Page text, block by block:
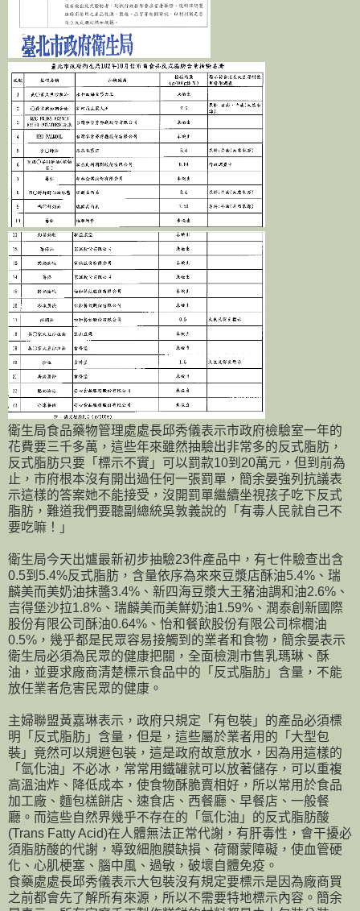
衛生局食品藥物管理處處長邱秀儀表示市政府檢驗室一年的
花費要三千多萬，這些年來雖然抽驗出非常多的反式脂肪，
反式脂肪只要「標示不實」可以罰款10到20萬元，但到前為
止，市府根本沒有開出過任何一張罰單，簡余晏強列抗議表
示這樣的答案她不能接受，沒開罰單繼續坐視孩子吃下反式
脂肪，難道我們要聽副總統吳敦義說的「有毒人民就自己不
要吃嘛！」
衛生局今天出爐最新初步抽驗23件產品中，有七件驗查出含
0.5到5.4%反式脂肪，含量依序為來來豆漿店酥油5.4%、瑞
麟美而美奶油抹醬3.4%、新四海豆漿大王豬油調和油2.6%、
吉得堡沙拉1.8%、瑞麟美而美鮮奶油1.59%、潤泰創新國際
股份有限公司酥油0.64%、怡和餐飲股份有限公司棕櫚油
0.5%，幾乎都是民眾容易接觸到的業者和食物，簡余晏表示
衛生局必須為民眾的健康把關，全面檢測市售乳瑪琳、酥
油，並要求廠商清楚標示食品中的「反式脂肪」含量，不能
放任業者危害民眾的健康。
主婦聯盟黃嘉琳表示，政府只規定「有包裝」的產品必須標
明「反式脂肪」含量，但是，這些屬於業者用的「大型包
裝」竟然可以規避包裝，這是政府故意放水，因為用這樣的
「氫化油」不必冰，常常用鐵罐就可以放著儲存，可以重複
高溫油炸、降低成本，使食物酥脆賣相好，所以常用於食品
加工廠、麵包榚餅店、速食店、西餐廳、早餐店、一般餐
廳。而這些自然界幾乎不存在的「氫化油」的反式脂肪酸
(Trans Fatty Acid)在人體無法正常代謝，有肝毒性，會干擾必
須脂肪酸的代謝，導致細胞膜缺損、荷爾蒙障礙，使血管硬
化、心肌梗塞、腦中風、過敏，破壞自體免疫。
食藥處處長邱秀儀表示大包裝沒有規定要標示是因為廠商買
之前都會先了解所有來源，所以不需要特地標示內容。簡余